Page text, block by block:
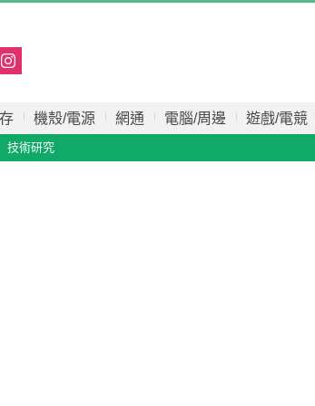
機殼/電源 網通 電腦/周邊 遊戲/電競
技術研究